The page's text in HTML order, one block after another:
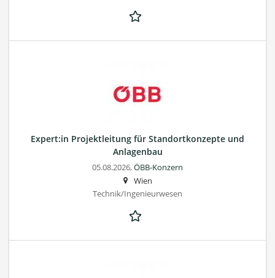
Expert:in Projektleitung für Standortkonzepte und
Anlagenbau
05.08.2026,ÖBB-Konzern
Wien
Technik/Ingenieurwesen